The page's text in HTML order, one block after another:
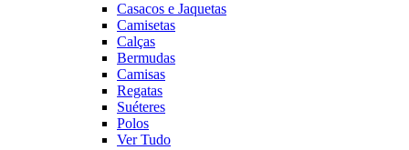
Casacos e Jaquetas
Camisetas
Calças
Bermudas
Camisas
Regatas
Suéteres
Polos
Ver Tudo